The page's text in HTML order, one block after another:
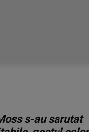
s-au sarutat